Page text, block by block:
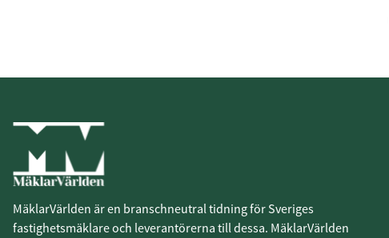
MäklarVärlden är en branschneutral tidning för Sveriges
fastighetsmäklare och leverantörerna till dessa. MäklarVärlden